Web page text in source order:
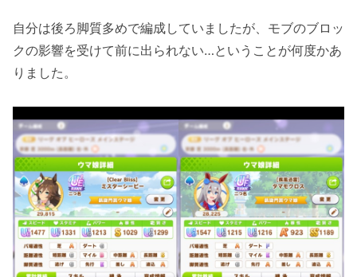
自分は後ろ脚質多めで編成していましたが、モブのブロッ
クの影響を受けて前に出られない…ということが何度かあ
りました。